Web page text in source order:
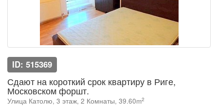
ID: 515369
Сдают на короткий срок квартиру в Риге,
Московском форшт.
Улица Католю, 3 этаж, 2 Комнаты, 39.60m2